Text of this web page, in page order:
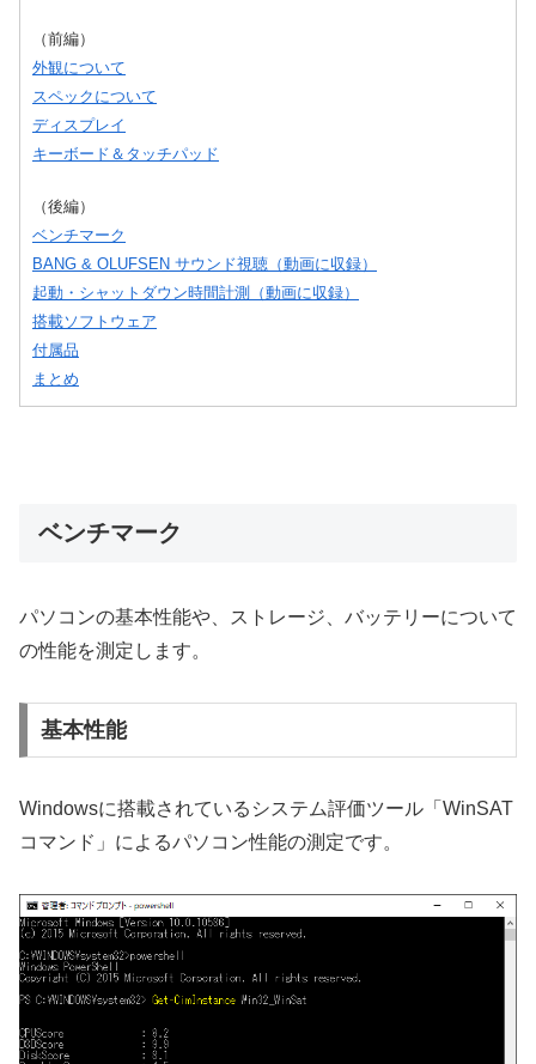
（前編）
外観について
スペックについて
ディスプレイ
キーボード＆タッチパッド
（後編）
ベンチマーク
BANG & OLUFSEN サウンド視聴（動画に収録）
起動・シャットダウン時間計測（動画に収録）
搭載ソフトウェア
付属品
まとめ
ベンチマーク
パソコンの基本性能や、ストレージ、バッテリーについて
の性能を測定します。
基本性能
Windowsに搭載されているシステム評価ツール「WinSAT
コマンド」によるパソコン性能の測定です。